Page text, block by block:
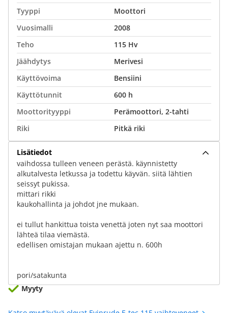
Tyyppi
Moottori
Vuosimalli
2008
Teho
115 Hv
Jäähdytys
Merivesi
Käyttövoima
Bensiini
Käyttötunnit
600 h
Moottorityyppi
Perämoottori, 2-tahti
Riki
Pitkä riki
Lisätiedot
vaihdossa tulleen veneen perästä. käynnistetty
alkutalvesta letkussa ja todettu käyvän. siitä lähtien
seissyt pukissa.
mittari rikki
kaukohallinta ja johdot jne mukaan.
ei tullut hankittua toista venettä joten nyt saa moottori
lähteä tilaa viemästä.
edellisen omistajan mukaan ajettu n. 600h
pori/satakunta
Myyty